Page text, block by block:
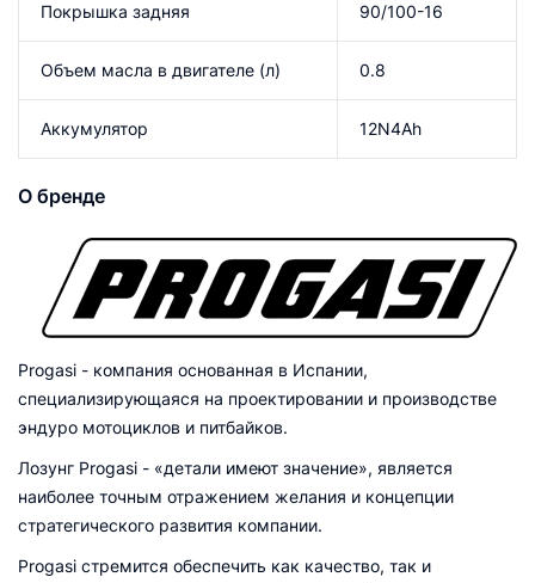
Покрышка задняя 90/100-16
Объем масла в двигателе (л) 0.8
Аккумулятор 12N4Ah
О бренде
Progasi - компания основанная в Испании,
специализирующаяся на проектировании и производстве
эндуро мотоциклов и питбайков.
Лозунг Progasi - «детали имеют значение», является
наиболее точным отражением желания и концепции
стратегического развития компании.
Progasi стремится обеспечить как качество, так и